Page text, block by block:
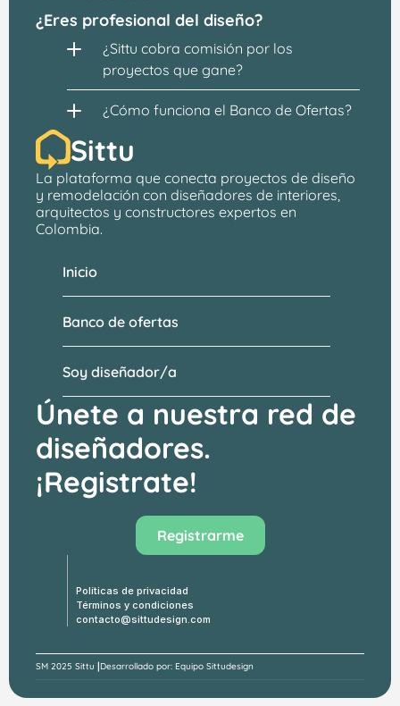
¿Eres profesional del diseño?
¿Sittu cobra comisión por los
proyectos que gane?
¿Cómo funciona el Banco de Ofertas?
Sittu
La plataforma que conecta proyectos de diseño
y remodelación con diseñadores de interiores,
arquitectos y constructores expertos en
Colombia.
Banco de ofertas
Soy diseñador/a
Inicio
Únete a nuestra red de
diseñadores.
¡Registrate!
Registrarme
Políticas de privacidad
Términos y condiciones
contacto@sittudesign.com
SM 2025 Sittu |Desarrollado por: Equipo Sittudesign